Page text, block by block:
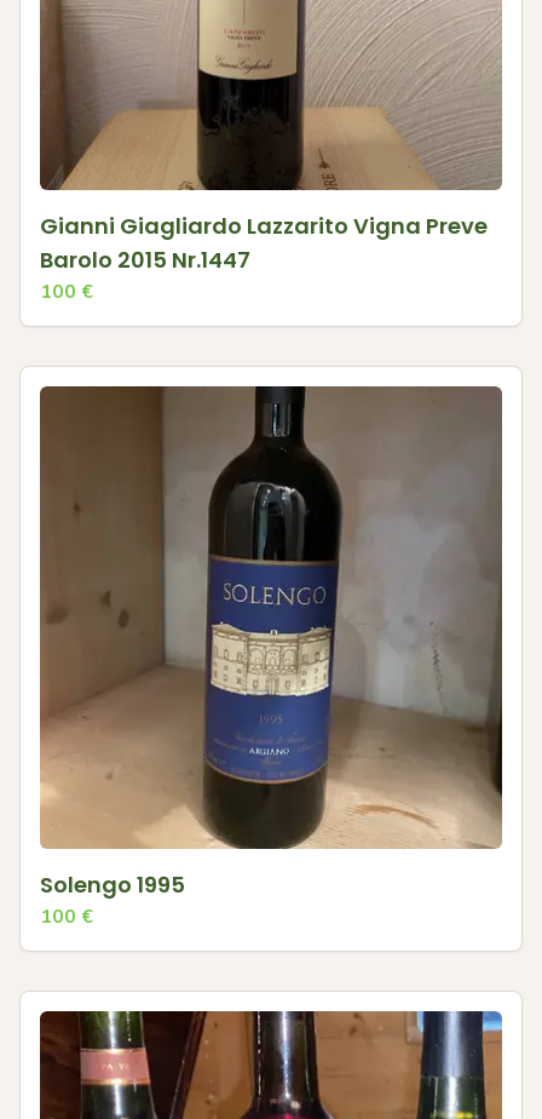
Gianni Giagliardo Lazzarito Vigna Preve
Barolo 2015 Nr.1447
100 €
Solengo 1995
100 €